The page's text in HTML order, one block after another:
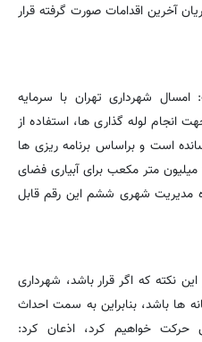
آخرین اقدامات صورت گرفته قرار
شهرداری تهران با سرمایه
تومان جهت انجام لوله گذاری ها، استفاده از
رسانده است و براساس برنامه ریزی ها
تا پایان امسال این میزان را به ۵۶.۵ میلیون متر مکعب برای آبیاری فضای
مدیریت شهری ششم این رقم قابل
نکته که اگر قرار باشد، شهرداری
ها باشد، بنابراین به سمت احداث
خواهیم کرد، اذعان کرد: